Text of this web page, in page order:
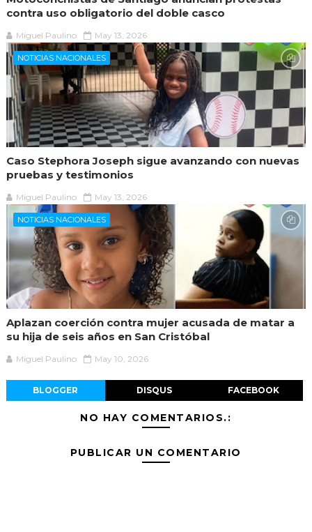
contra uso obligatorio del doble casco
Miguel Paulino May 13, 2026
NOTICIAS NACIONALES
Caso Stephora Joseph sigue avanzando con nuevas
pruebas y testimonios
Miguel Paulino May 13, 2026
NOTICIAS NACIONALES
Aplazan coerción contra mujer acusada de matar a
su hija de seis años en San Cristóbal
Miguel Paulino May 10, 2026
BLOGGER DISQUS FACEBOOK
NO HAY COMENTARIOS.:
PUBLICAR UN COMENTARIO